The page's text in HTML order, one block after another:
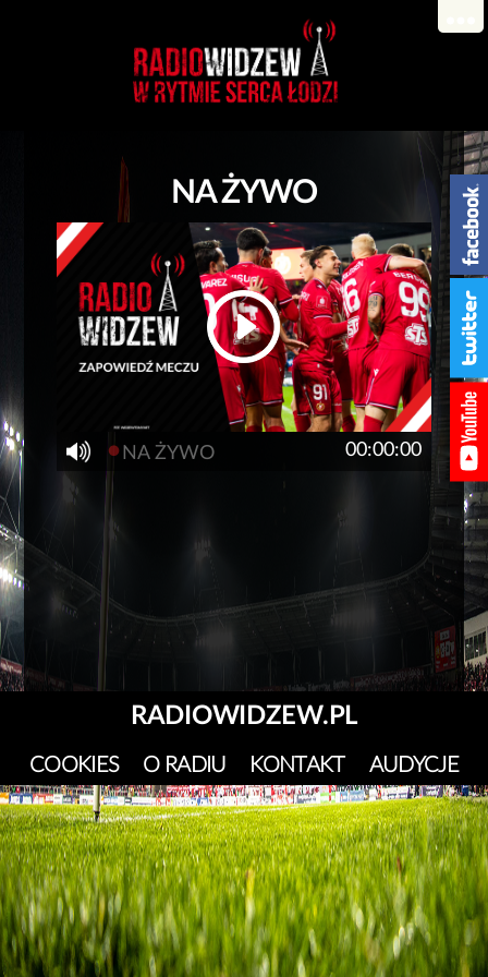
NA ŻYWO
• NA ŻYWO 00:00:00
RADIOWIDZEW.PL
COOKIES O RADIU KONTAKT AUDYCJE